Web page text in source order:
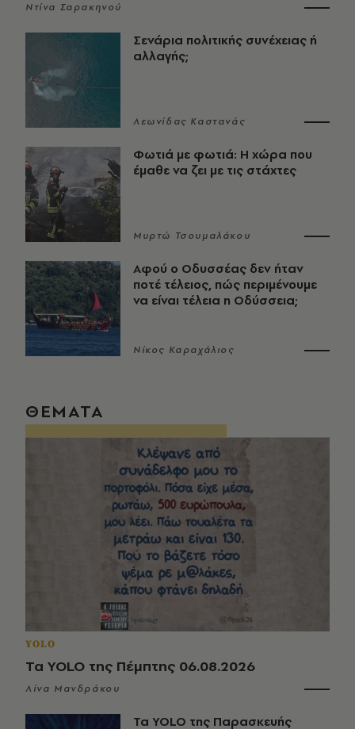
Ντίνα Σαρακηνού
Σενάρια πολιτικής συνέχειας ή
αλλαγής;
Λεωνίδας Καστανάς
Φωτιά με φωτιά: Η χώρα που
έμαθε να ζει με τις στάχτες
Μυρτώ Τσουμαλάκου
Αφού ο Οδυσσέας δεν ήταν
ποτέ τέλειος, πώς περιμένουμε
να είναι τέλεια η Οδύσσεια;
Νίκος Καραχάλιος
ΘΕΜΑΤΑ
YOLO
Τα YOLO της Πέμπτης 06.08.2026
Λίνα Μανδράκου
Τα YOLO της Παρασκευής